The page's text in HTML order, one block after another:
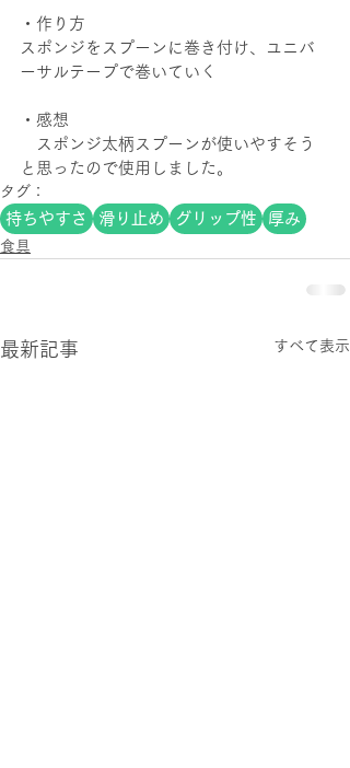
・作り方
スポンジをスプーンに巻き付け、ユニバ
ーサルテープで巻いていく
・感想
スポンジ太柄スプーンが使いやすそう
と思ったので使用しました。
タグ：
持ちやすさ 滑り止め グリップ性 厚み
食具
最新記事 すべて表示